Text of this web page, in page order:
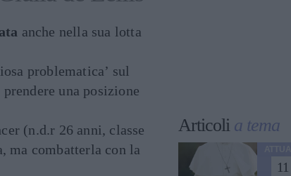
anche nella sua lotta
problematica’ sul
una posizione
(n.d.r 26 anni, classe
ma combatterla con la
Articoli a tema